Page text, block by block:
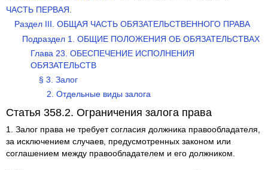
ЧАСТЬ ПЕРВАЯ.
Раздел III. ОБЩАЯ ЧАСТЬ ОБЯЗАТЕЛЬСТВЕННОГО ПРАВА
Подраздел 1. ОБЩИЕ ПОЛОЖЕНИЯ ОБ ОБЯЗАТЕЛЬСТВАХ
Глава 23. ОБЕСПЕЧЕНИЕ ИСПОЛНЕНИЯ
ОБЯЗАТЕЛЬСТВ
§ 3. Залог
2. Отдельные виды залога
Статья 358.2. Ограничения залога права
1. Залог права не требует согласия должника правообладателя,
за исключением случаев, предусмотренных законом или
соглашением между правообладателем и его должником.